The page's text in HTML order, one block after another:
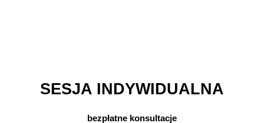
SESJA INDYWIDUALNA
bezpłatne konsultacje